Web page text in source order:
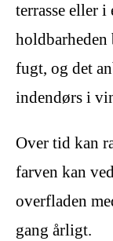
terrasse eller i
holdbarheden
fugt, og det
indendørs i
Over tid kan
farven kan
overfladen
gang årligt.